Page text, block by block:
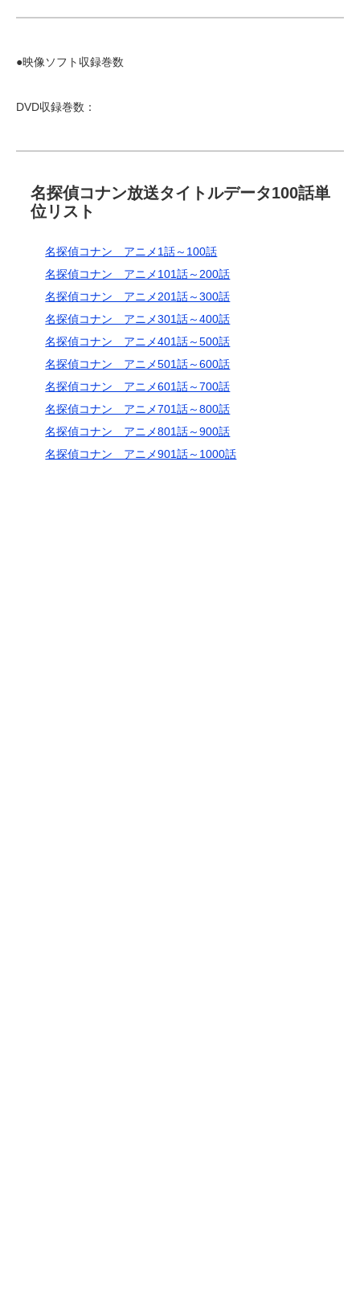
●映像ソフト収録巻数
DVD収録巻数：
名探偵コナン放送タイトルデータ100話単
位リスト
名探偵コナン アニメ1話～100話
名探偵コナン アニメ101話～200話
名探偵コナン アニメ201話～300話
名探偵コナン アニメ301話～400話
名探偵コナン アニメ401話～500話
名探偵コナン アニメ501話～600話
名探偵コナン アニメ601話～700話
名探偵コナン アニメ701話～800話
名探偵コナン アニメ801話～900話
名探偵コナン アニメ901話～1000話